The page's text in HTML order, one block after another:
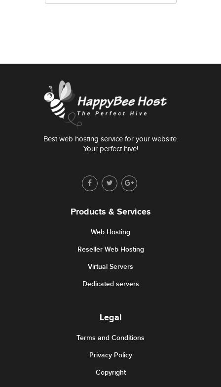
Best web hosting service for your website.
Your perfect hive!
Products & Services
Web Hosting
Reseller Web Hosting
Virtual Servers
Dedicated servers
Legal
Terms and Conditions
Privacy Policy
Copyright